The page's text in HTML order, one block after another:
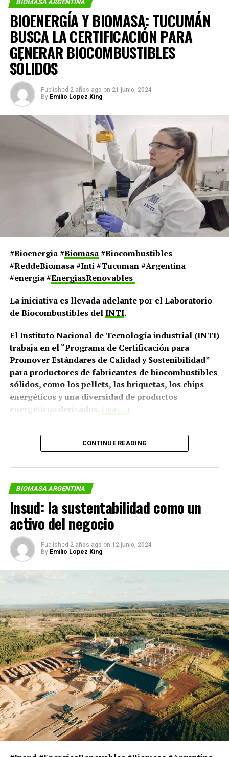
BIOMASA ARGENTINA
BIOENERGÍA Y BIOMASA: TUCUMÁN
BUSCA LA CERTIFICACIÓN PARA
GENERAR BIOCOMBUSTIBLES
SÓLIDOS
Published 2 años ago on 21 junio, 2024
By Emilio Lopez King
#Bioenergia #Biomasa#Biocombustibles
#ReddeBiomasa #Inti #Tucuman #Argentina
#energia #EnergiasRenovables
La iniciativa es llevada adelante por el Laboratorio
de Biocombustibles delINTI.
El Instituto Nacional de Tecnología industrial (INTI)
trabaja en el “Programa de Certificación para
Promover Estándares de Calidad y Sostenibilidad”
para productores de fabricantes de biocombustibles
sólidos, como los pellets, las briquetas, los chips
energéticos y una diversidad de productos
energéticos derivados.
(más…)
CONTINUE READING
BIOMASA ARGENTINA
Insud: la sustentabilidad como un
activo del negocio
Published 2 años ago on 12 junio, 2024
By Emilio Lopez King